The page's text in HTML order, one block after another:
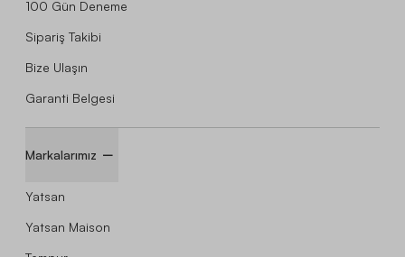
100 Gün Deneme
Sipariş Takibi
Bize Ulaşın
Garanti Belgesi
Markalarımız
Yatsan
Yatsan Maison